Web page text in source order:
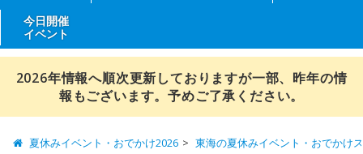
今日開催
イベント
2026年情報へ順次更新しておりますが一部、昨年の情
報もございます。予めご了承ください。
夏休みイベント・おでかけ2026 東海の夏休みイベント・おでかけ